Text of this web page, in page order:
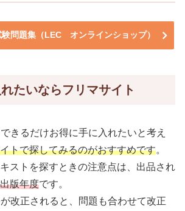
問題集（LEC オンラインショップ）
たいならフリマサイト
きるだけお得に手に入れたいと考え
トで探してみるのがおすすめです。
ストを探すときの注意点は、出品され
出版年度です。
改正されると、問題も合わせて改正